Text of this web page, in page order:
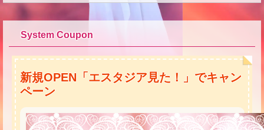
System Coupon
新規OPEN「エスタジア見た！」でキャン
ペーン